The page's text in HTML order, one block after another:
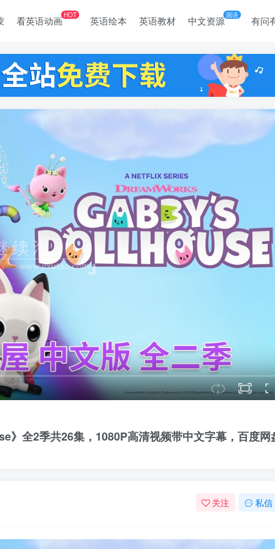
看英语动画HOT 英语绘本 英语教材 中文资源国语 有问
全2季共26集，1080P高清视频带中文字幕，百度网
关注 私信